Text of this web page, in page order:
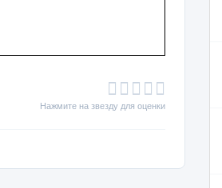
Нажмите на звезду для оценки